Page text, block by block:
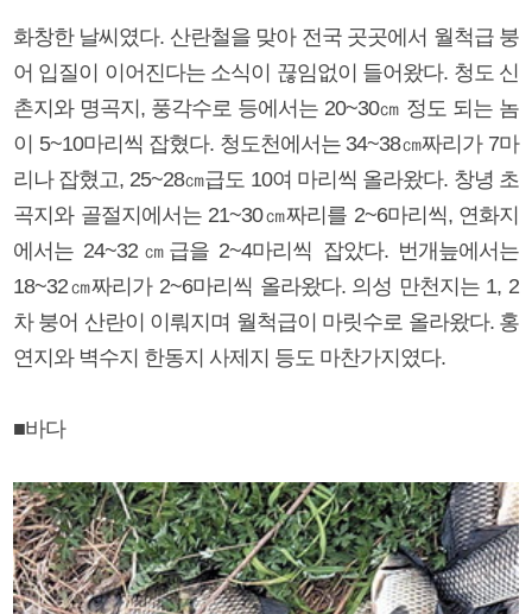
화창한 날씨였다. 산란철을 맞아 전국 곳곳에서 월척급 붕
어 입질이 이어진다는 소식이 끊임없이 들어왔다. 청도 신
촌지와 명곡지, 풍각수로 등에서는 20~30㎝ 정도 되는 놈
이 5~10마리씩 잡혔다. 청도천에서는 34~38㎝짜리가 7마
리나 잡혔고, 25~28㎝급도 10여 마리씩 올라왔다. 창녕 초
곡지와 골절지에서는 21~30㎝짜리를 2~6마리씩, 연화지
에서는 24~32㎝급을 2~4마리씩 잡았다. 번개늪에서는
18~32㎝짜리가 2~6마리씩 올라왔다. 의성 만천지는 1, 2
차 붕어 산란이 이뤄지며 월척급이 마릿수로 올라왔다. 홍
연지와 벽수지 한동지 사제지 등도 마찬가지였다.
■바다